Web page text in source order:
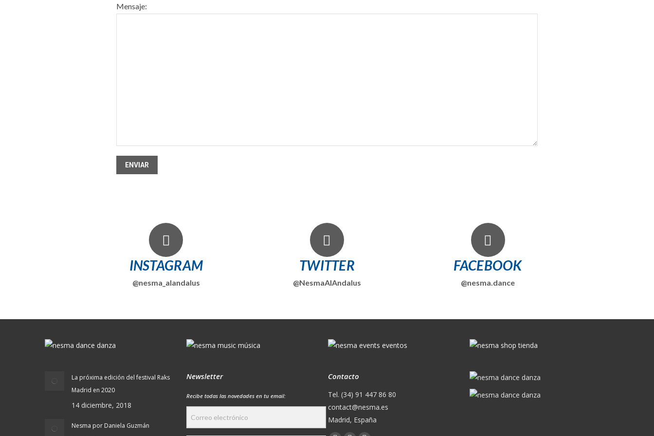
Mensaje:
INSTAGRAM
@nesma_alandalus
TWITTER
@NesmaAlAndalus
FACEBOOK
@nesma.dance
La próxima edición del festival Raks
Madrid en 2020
14 diciembre, 2018
Nesma por Daniela Guzmán
Newsletter
Recibe todas las novedades en tu email:
Contacto
Tel. (34) 91 447 86 80
contact@nesma.es
Madrid, España